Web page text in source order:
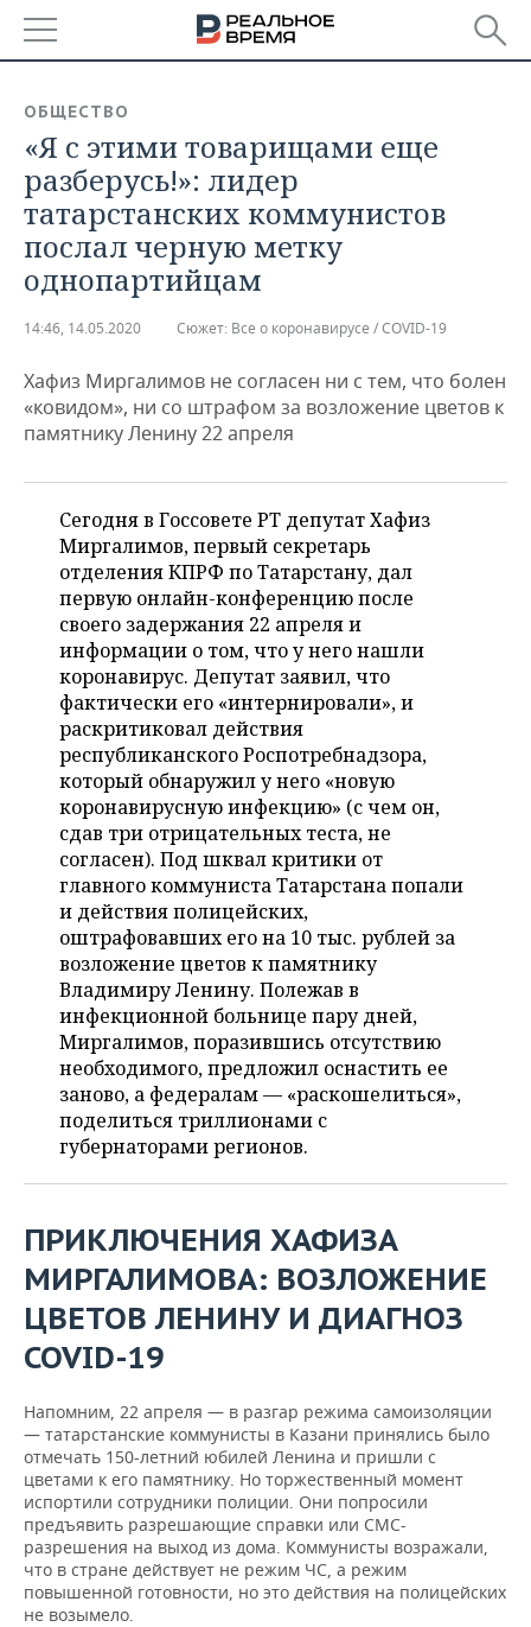
БАШКОРТОСТАН
ТАТАРСТАН
УДМУРТИЯ
НОВОСТИ
АНАЛИТИКА
НОВОСТИ АНАЛИТИКИ
ДЕКЛАРАЦИИ О ДОХОДАХ
ВУЗЫ ТАТАРСТАНА
ТОРГОВЫЕ ЦЕНТРЫ
ЭКОНОМИКА
НОВОСТИ ЭКОНОМИКИ
БАНКИ
ИНВЕСТИЦИИ
ПРОМЫШЛЕННОСТЬ
ПРОМЫШЛЕННОСТИ
АГРОПРОМ
МАШИНОСТРОЕНИЕ
НЕФТЕХИМИЯ
НЕФТЬ
ОПК
ЭНЕРГЕТИКА
НОВОСТИ НЕДВИЖИМОСТИ
АВТО
НОВОСТИ БИЗНЕСА
РОЗНИЧНАЯ ТОРГОВЛЯ
ТРАНСПОРТ
УСЛУГИ
ТЕХНОЛОГИИ
НОВОСТИ ТЕХНОЛОГИЙ
МЕДИА
ТЕЛЕКОММУНИКАЦИИ
МЕРОПРИЯТИЯ
НОВОСТИ МЕРОПРИЯТИЙ
ВЫЕЗДНАЯ РЕДАКЦИЯ
БИЗНЕС-БРАНЧИ
ONLINE-КОНФЕРЕНЦИИ
ОТКРЫТАЯ ЛЕКЦИЯ
СПОРТ
НОВОСТИ СПОРТА
ФУТБОЛ
ХОККЕЙ
БАСКЕТБОЛ
ВОЛЕЙБОЛ
КИБЕРСПОРТ
ФИГУРНОЕ КАТАНИЕ
ВОДНЫЕ ВИДЫ СПОРТА
ХОККЕЙ С МЯЧОМ
ОБЩЕСТВО
НОВОСТИ ОБЩЕСТВА
ВЛАСТЬ
ИНФРАСТРУКТУРА
ИСТОРИЯ
КУЛЬТУРА
МЕДИЦИНА
ОБРАЗОВАНИЕ
ПРОИСШЕСТВИЯ
ФОТОГАЛЕРЕЯ
СЮЖЕТЫ
СПРАВОЧНИК
СПИСОК ПЕРСОН
СПИСОК КОМПАНИЙ
ПОЛНАЯ ВЕРСИЯ
ОБЩЕСТВО
«Я с этими товарищами еще
разберусь!»: лидер
татарстанских коммунистов
послал черную метку
однопартийцам
14:46, 14.05.2020 Сюжет: Все о коронавирусе / COVID-19
Хафиз Миргалимов не согласен ни с тем, что болен
«ковидом», ни со штрафом за возложение цветов к
памятнику Ленину 22 апреля
Сегодня в Госсовете РТ депутат Хафиз
Миргалимов, первый секретарь
отделения КПРФ по Татарстану, дал
первую онлайн-конференцию после
своего задержания 22 апреля и
информации о том, что у него нашли
коронавирус. Депутат заявил, что
фактически его «интернировали», и
раскритиковал действия
республиканского Роспотребнадзора,
который обнаружил у него «новую
коронавирусную инфекцию» (с чем он,
сдав три отрицательных теста, не
согласен). Под шквал критики от
главного коммуниста Татарстана попали
и действия полицейских,
оштрафовавших его на 10 тыс. рублей за
возложение цветов к памятнику
Владимиру Ленину. Полежав в
инфекционной больнице пару дней,
Миргалимов, поразившись отсутствию
необходимого, предложил оснастить ее
заново, а федералам — «раскошелиться»,
поделиться триллионами с
губернаторами регионов.
ПРИКЛЮЧЕНИЯ ХАФИЗА
МИРГАЛИМОВА: ВОЗЛОЖЕНИЕ
ЦВЕТОВ ЛЕНИНУ И ДИАГНОЗ
COVID-19
Напомним, 22 апреля — в разгар режима самоизоляции
— татарстанские коммунисты в Казани принялись было
отмечать 150-летний юбилей Ленина и пришли с
цветами к его памятнику. Но торжественный момент
испортили сотрудники полиции. Они попросили
предъявить разрешающие справки или СМС-
разрешения на выход из дома. Коммунисты возражали,
что в стране действует не режим ЧС, а режим
повышенной готовности, но это действия на полицейских
не возымело.